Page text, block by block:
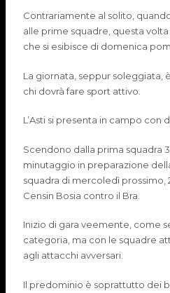
Contrariamente al solito,
alle prime squadre, questa
che si esibisce di domenica
La giornata, seppur soleggiata,
chi dovrà fare sport attivo.
L’Asti si presenta in campo con
Scendono dalla prima squadra
minutaggio in preparazione
squadra di mercoledì
Censin Bosia contro il Bra.
Inizio di gara veemente, come
categoria, ma con le squadre
agli attacchi avversari.
Il predominio è soprattutto dei